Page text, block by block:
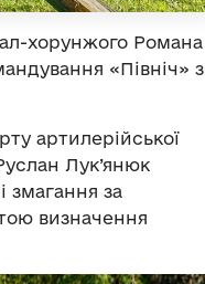
хорунжого Романа
«Північ» з
артилерійської
Лук’янюк
змагання за
визначення